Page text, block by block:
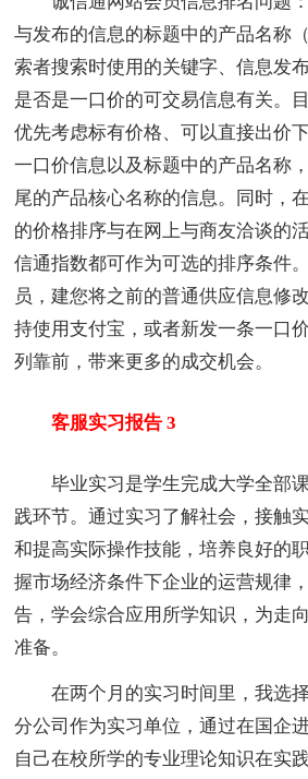
与发布的信息的标题中的产品名称
索者搜索时使用的关键字、信息发
是否是一口价的可交易信息有关。
优先考虑标有价格、可以直接出价
一口价信息以及标题中的产品名称
尾的产品核心名称的信息。同时，
的价格排序与在网上与商友洽谈的
信通指数都可作为可选的排序条件
员，建您将之前的普通供应信息修
持使用支付宝，或者新发一条一口
列靠前，带来更多的成交机会。
客服实习报告 3
毕业实习是学生完成大学全部课
践环节。通过实习了解社会，接触
和提高实际操作技能，培养良好的
握市场经济条件下企业的运营规律
告，学会综合应用所学知识，为走
准备。
在两个月的实习时间里，我选择
分公司作为实习单位，通过在国企
自己在校所学的专业理论知识在实